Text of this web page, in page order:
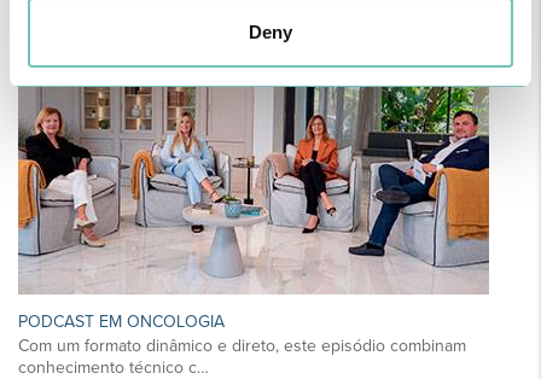
Deny
PODCAST EM ONCOLOGIA
Com um formato dinâmico e direto, este episódio combinam
conhecimento técnico c…